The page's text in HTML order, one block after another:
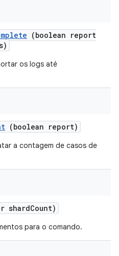
(boolean report
os logs até
(boolean report)
a contagem de casos de
shardCount)
para o comando.